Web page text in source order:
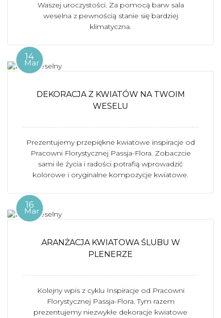
Waszej uroczystości. Za pomocą barw sala
weselna z pewnością stanie się bardziej
klimatyczna.
14
Mar
DEKORACJA Z KWIATÓW NA TWOIM
WESELU
Prezentujemy przepiękne kwiatowe inspiracje od
Pracowni Florystycznej Passja-Flora. Zobaczcie
sami ile życia i radości potrafią wprowadzić
kolorowe i oryginalne kompozycje kwiatowe.
16
Mar
ARANŻACJA KWIATOWA ŚLUBU W
PLENERZE
Kolejny wpis z cyklu Inspiracje od Pracowni
Florystycznej Passja-Flora. Tym razem
prezentujemy niezwykłe dekoracje kwiatowe